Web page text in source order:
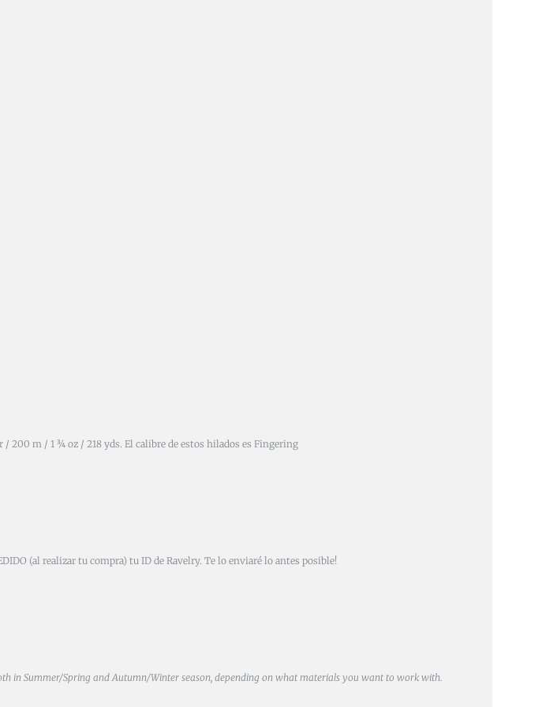
/ 200 m / 1 ¾ oz / 218 yds. El calibre de estos hilados es Fingering
(al realizar tu compra) tu ID de Ravelry. Te lo enviaré lo antes posible!
in Summer/Spring and Autumn/Winter season, depending on what materials you want to work with.